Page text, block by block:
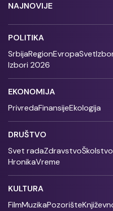
NAJNOVIJE
POLITIKA
SrbijaRegionEvropaSvet
Izbori 2026
EKONOMIJA
PrivredaFinansijeEkologija
DRUŠTVO
Svet radaZdravstvoŠkolstvo
HronikaVreme
KULTURA
FilmMuzikaPozorište